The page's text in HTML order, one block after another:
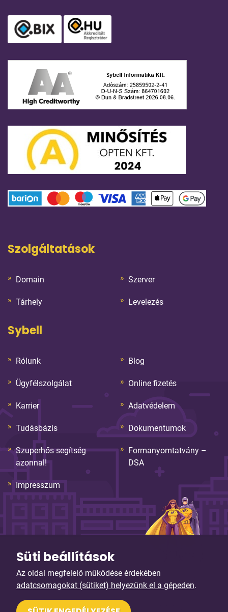
Süti beállítások
Az oldal megfelelő működése érdekében
adatcsomagokat (sütiket) helyezünk el a gépeden.
Szolgáltatások
Domain Szerver
Tárhely Levelezés
Sybell
Rólunk Blog
Ügyfélszolgálat Online fizetés
Karrier Adatvédelem
Tudásbázis Dokumentumok
Szuperhős segítség
azonnal!
Formanyomtatvány –
DSA
Impresszum
© Copyright 2026. Sybell Informatika Kft. Minden jog
fenntartva!
Arculattervezés, honlaptervezés: Kreatív Vonalak